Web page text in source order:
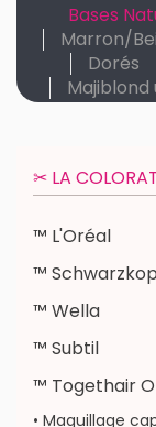
Bases
Marron/
Dorés
Majiblond
✂︎ LA
™ L'Oréal
™
™ Wella
™ Subtil
™ Togethair
• Maquillage